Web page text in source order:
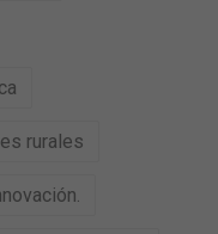
rurales